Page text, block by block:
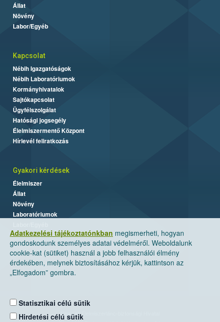
Adatkezelési tájékoztatónkban megismerheti, hogyan
gondoskodunk személyes adatai védelméről. Weboldalunk
cookie-kat (sütiket) használ a jobb felhasználói élmény
érdekében, melynek biztosításához kérjük, kattintson az
„Elfogadom” gombra.
Statisztikai célú sütik
Hirdetési célú sütik
Állat
Növény
Labor/Egyéb
Kapcsolat
Nébih Igazgatóságok
Nébih Laboratóriumok
Kormányhivatalok
Sajtókapcsolat
Ügyfélszolgálat
Hatósági jogsegély
Élelmiszermentő Központ
Hírlevél feliratkozás
Gyakori kérdések
Élelmiszer
Állat
Növény
Laboratóriumok
Nemzeti Élelmiszerlánc-biztonsági Hivatal